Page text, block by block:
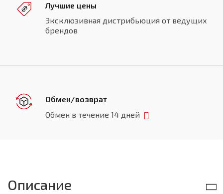
Лучшие цены
Эксклюзивная дистрибьюция от ведущих
брендов
Обмен/возврат
Обмен в течение 14 дней
Описание